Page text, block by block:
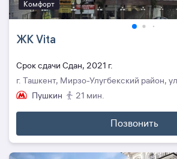
Комфорт
ЖК Vita
Cрок сдачи Сдан, 2021 г.
г. Ташкент, Мирзо-Улугбекский район,
Пушкин
21 мин.
Позвонить